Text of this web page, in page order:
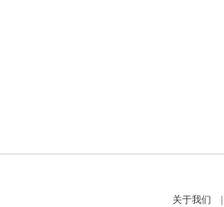
关于我们